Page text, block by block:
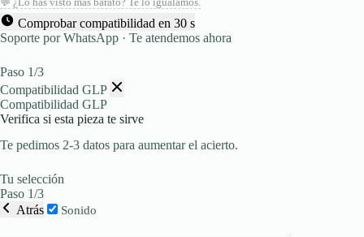
Comprobar compatibilidad en 30 s
Soporte por WhatsApp · Te atendemos ahora
Paso 1/3
Compatibilidad GLP
Compatibilidad GLP
Verifica si esta pieza te sirve
Te pedimos 2-3 datos para aumentar el acierto.
Tu selección
Paso 1/3
Atrás
Sonido